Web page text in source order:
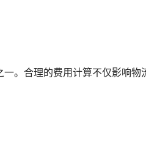
。合理的费用计算不仅影响